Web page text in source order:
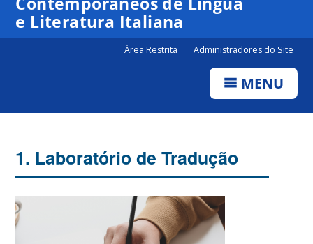
e Literatura Italiana
Área Restrita Administradores do Site
MENU
1. Laboratório de Tradução